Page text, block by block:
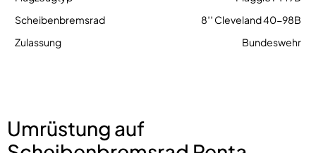
8′′ Cleveland 40-98B
Bundeswehr
Umrüstung auf